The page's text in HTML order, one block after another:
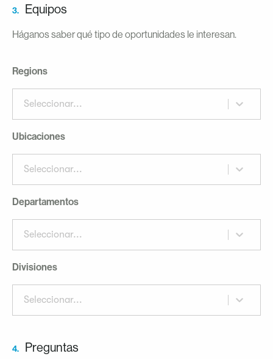
3. Equipos
Háganos saber qué tipo de oportunidades le interesan.
Regions
Seleccionar...
Ubicaciones
Seleccionar...
Departamentos
Seleccionar...
Divisiones
Seleccionar...
4. Preguntas